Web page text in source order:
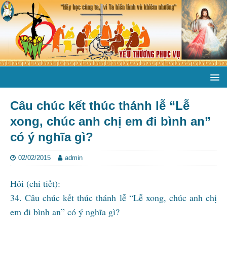
Câu chúc kết thúc thánh lễ “Lễ
xong, chúc anh chị em đi bình an”
có ý nghĩa gì?
02/02/2015 admin
Hỏi (chi tiết):
34. Câu chúc kết thúc thánh lễ “Lễ xong, chúc anh chị
em đi bình an” có ý nghĩa gì?